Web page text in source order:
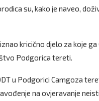
su, kako je naveo,
kricično djelo za koje
Podgorica tereti.
u Podgorici Camgoza
na ovjeravanje